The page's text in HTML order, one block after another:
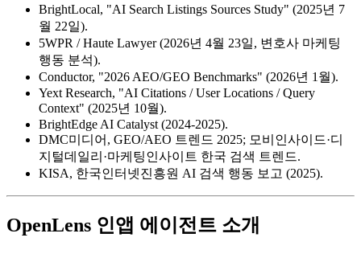
BrightLocal, "AI Search Listings Sources Study" (2025년 7
월 22일).
5WPR / Haute Lawyer (2026년 4월 23일, 변호사 마케팅
행동 분석).
Conductor, "2026 AEO/GEO Benchmarks" (2026년 1월).
Yext Research, "AI Citations / User Locations / Query
Context" (2025년 10월).
BrightEdge AI Catalyst (2024-2025).
DMC미디어, GEO/AEO 트렌드 2025; 모비인사이드·디
지털데일리·마케팅인사이트 한국 검색 트렌드.
KISA, 한국인터넷진흥원 AI 검색 행동 보고 (2025).
OpenLens 인앱 에이전트 소개